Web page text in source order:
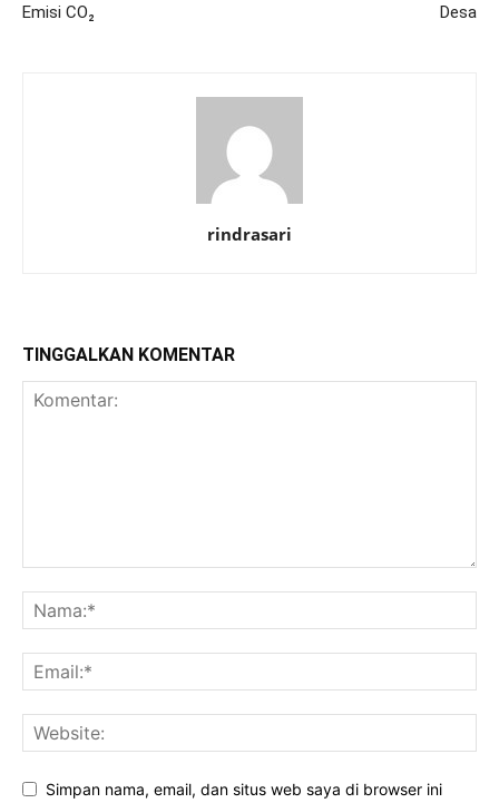
Emisi CO₂
Desa
rindrasari
TINGGALKAN KOMENTAR
Simpan nama, email, dan situs web saya di browser ini